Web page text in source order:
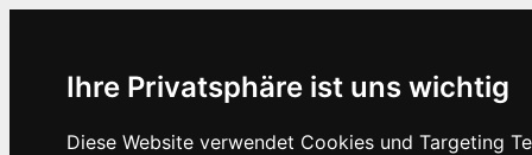
Ihre Privatsphäre ist uns wichtig
Diese Website verwendet Cookies und Targeting